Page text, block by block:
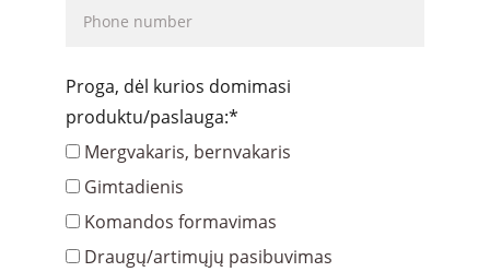
Proga, dėl kurios domimasi
produktu/paslauga:*
Mergvakaris, bernvakaris
Gimtadienis
Komandos formavimas
Draugų/artimųjų pasibuvimas